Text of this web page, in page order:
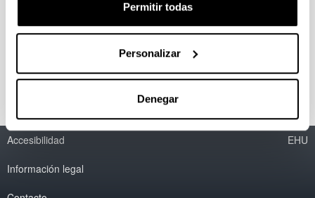
Permitir todas
Personalizar
Denegar
Trasvases culturales y artísticos
Estudios culturales
Cine y Música Norteamericanos
Literatura comparada
Accesibilidad
Información legal
EHU